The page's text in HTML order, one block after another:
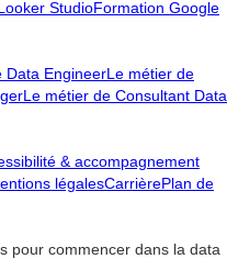
StudioFormation Google
Data EngineerLe métier de
Le métier de Consultant Data
& accompagnement
légalesCarrièrePlan de
pour commencer dans la data